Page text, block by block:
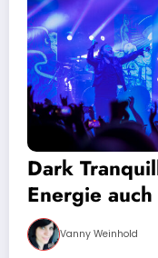
Dark
Energie
Vanny Weinhold